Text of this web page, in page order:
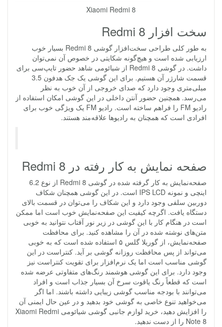
Xiaomi Redmi 8
سخت افزار Redmi 8
به طور کلی طراحی سخت‌افزار گوشی Redmi 8 بسیار خوب
ارزیابی شده است و هیچ‌گونه شکایتی در خصوص آن نمی‌توان
داشت. در گوشی Redmi 8 از شیائومی شاهد حضور تایپ‌سی برای
قسمت شارژر آن هستیم. برای این گوشی یک جک هدفون 3.5
میلی‌متری وجود دارد که صدای خروجی از آن خوب به نظر
می‌رسد. همچنین حضور آنتن داخلی در این گوشی امکان استفاده از
رادیو FM را فراهم ساخته است. رادیو FM یک ویژگی خوب برای
افرادی است که همچنان به رادیوها علاقه‌مند هستند.
صفحه نمایش به کار رفته در Redmi 8
صفحه‌نمایش به کار گرفته شده در گوشی Redmi 8 از نوع 6.2
اینچی و نمونه IPS LCD است. در این گوشی همچنان شکاف
دوربین سلفی وجود دارد و این شکاف را می‌توان در قسمت بالای
دستگاه یافت. اگرچه کیفیت این صفحه‌نمایش خوب است اما ممکن
است در هنگام کار با این گوشی در زیر نور آفتاب نتوانید به خوبی
متن‌های نوشته‌ شده در آن را مشاهده کنید. برای محافظت
صفحه‌نمایش، از گوریلا گلس ۵ استفاده شده است که به خوبی
می‌تواند از پس محافظت روزانه گوشی بر آید. کنتراست در این
گوشی مناسب است اما یک نرم‌افزار برای تقویت کنتراست نیز
وجود دارد. برای این گوشی هوشمند رنگ‌های متفاوتی عرضه شده
است که قطعاً رنگ یاقوت سرخ آن بسیار جذاب است و افراد
می‌توانند با بودجه مناسب گوشی‌ زیبایی داشته باشند. اما اگر
می‌خواهید تنوع خاصی به گوشی خود بدهید و در عین حال ایمنی آن
را افزایش دهید، خرید لوازم جانبی گوشی شیائومی Xiaomi Redmi
Note 8 را از دست ندهید.